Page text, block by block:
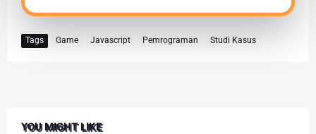
Tags Game Javascript Pemrograman Studi Kasus
YOU MIGHT LIKE